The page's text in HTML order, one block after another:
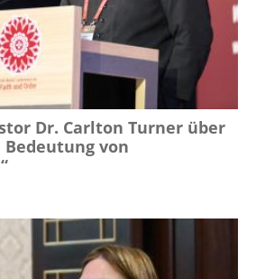
Dr. Carlton Turner über
von